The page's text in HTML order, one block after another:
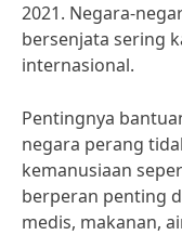
2021. Negara-
bersenjata sering
internasional.
Pentingnya
negara perang
kemanusiaan
berperan penting
medis, makanan,